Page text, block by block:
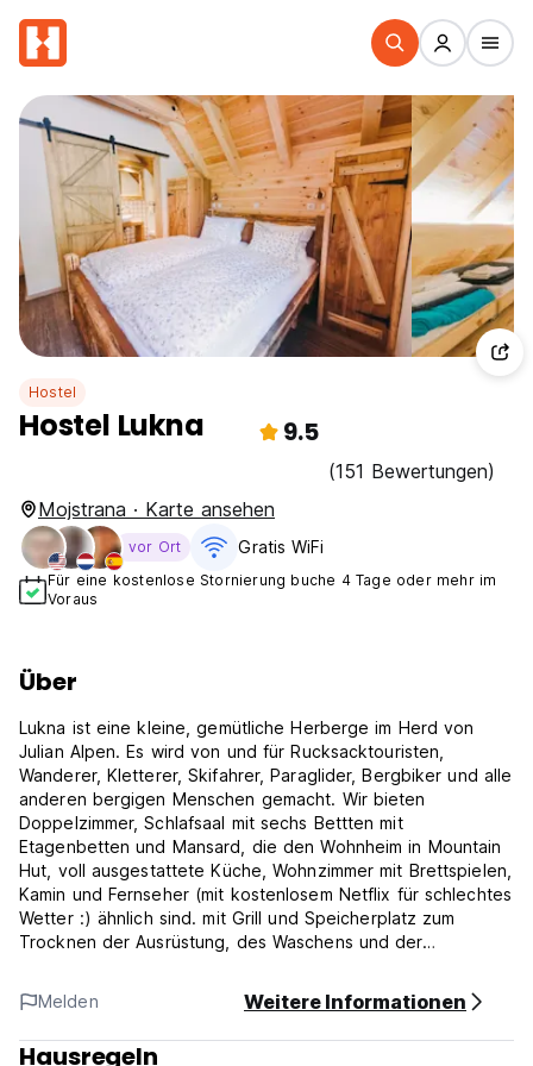
Hostel
Hostel Lukna 9.5
(151 Bewertungen)
Mojstrana · Karte ansehen
vor Ort Gratis WiFi
Für eine kostenlose Stornierung buche 4 Tage oder mehr im
Voraus
Über
Lukna ist eine kleine, gemütliche Herberge im Herd von
Julian Alpen. Es wird von und für Rucksacktouristen,
Wanderer, Kletterer, Skifahrer, Paraglider, Bergbiker und alle
anderen bergigen Menschen gemacht. Wir bieten
Doppelzimmer, Schlafsaal mit sechs Bettten mit
Etagenbetten und Mansard, die den Wohnheim in Mountain
Hut, voll ausgestattete Küche, Wohnzimmer mit Brettspielen,
Kamin und Fernseher (mit kostenlosem Netflix für schlechtes
Wetter :) ähnlich sind. mit Grill und Speicherplatz zum
Trocknen der Ausrüstung, des Waschens und der
über Ferrata -Geräte.
Mojstrana ist eine perfekte Basis für Abenteuer im Triglav -
Nationalpark. Es gibt viele schöne Wanderungen, die direkt
Melden Weitere Informationen
Hausregeln